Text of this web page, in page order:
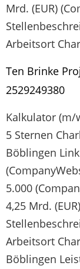
Mrd. (EUR)
Arbeitsort
Ten Brinke
2529249380
Kalkulator
5 Sternen
Böblingen
5.000
4,25 Mrd.
Arbeitsort
Böblingen